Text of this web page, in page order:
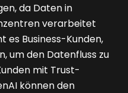
da Daten in
verarbeitet
es Business-Kunden,
um den Datenfluss zu
mit Trust-
können den